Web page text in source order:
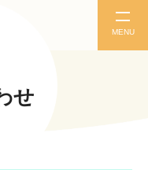
MENU
せ